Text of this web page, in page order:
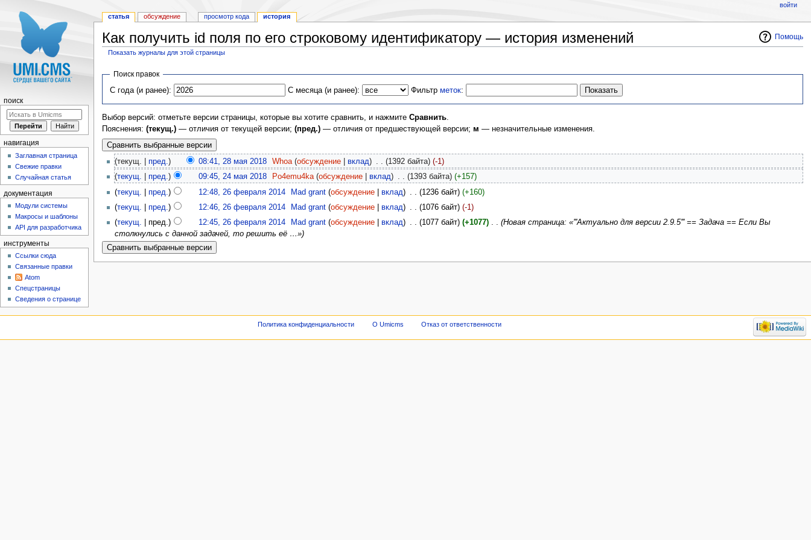
Помощь
Как получить id поля по его строковому идентификатору — история изменений
Показать журналы для этой страницы
Поиск правок
С года (и ранее):
С месяца (и ранее): Фильтрметок:
Выбор версий: отметьте версии страницы, которые вы хотите сравнить, и нажмите Сравнить.
Пояснения: (текущ.)— отличия от текущей версии; (пред.)— отличия от предшествующей версии; м — незначительные изменения.
(текущ. | пред.) 08:41, 28 мая 2018‎ Whoa (обсуждение |вклад) . . (1392 байта) (-1)
(текущ. пред.) 09:45, 24 мая 2018‎ Po4emu4ka (обсуждение |вклад) . . (1393 байта) (+157)
(текущ. пред. ) 12:48, 26 февраля 2014‎ Mad grant (обсуждение |вклад) (1236 байт) (+160)
(текущ. пред.) 12:46, 26 февраля 2014‎ Mad grant (обсуждение |вклад) . . (1076 байт) (-1)
(текущ. | пред.) 12:45, 26 февраля 2014‎ Mad grant (обсуждение |вклад) . . (1077 байт) (+1077)‎ . . (Новая страница: «'''Актуально для версии 2.9.5''' == Задача == Если Вы
столкнулись с данной задачей, то решить её …»)
статья обсуждение просмотр кода история
войти
поиск
навигация
Заглавная страница
Свежие правки
Случайная статья
документация
Модули системы
Макросы и шаблоны
API для разработчика
инструменты
Ссылки сюда
Связанные правки
Atom
Спецстраницы
Сведения о странице
Политика конфиденциальности О Umicms Отказ от ответственности